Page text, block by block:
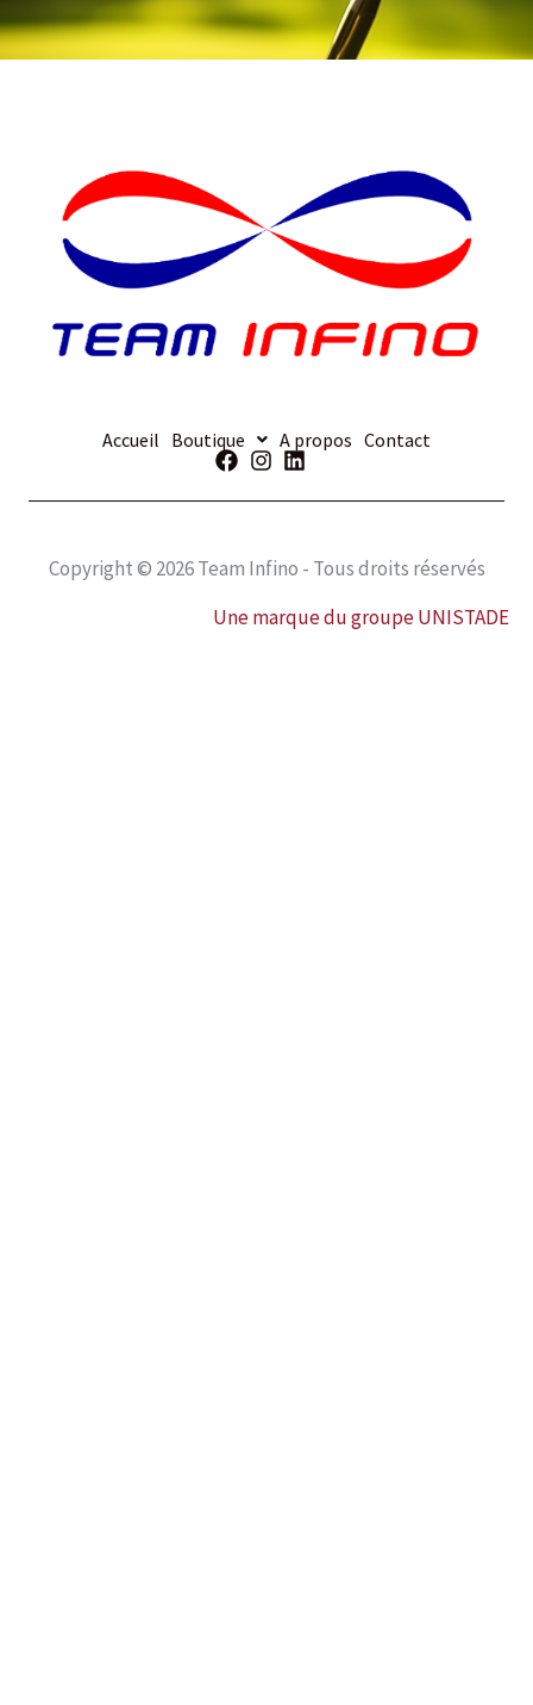
Accueil Boutique A propos Contact
Copyright © 2026 Team Infino - Tous droits réservés
Une marque du groupe UNISTADE